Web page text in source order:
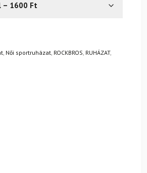
– 1600 Ft
egyszerűen visszaküldheti 14
, Női sportruházat, ROCKBROS RUHÁZAT,